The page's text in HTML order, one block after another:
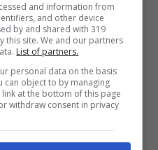
che il suo pupillo,
calvario, tornerà
Anzi, addirittura
è che si riprenda”,
and information from
and other device
by and shared with 319
this site. We and our partners
List of partners.
personal data on the basis
can object to by managing
at the bottom of this page
withdraw consent in privacy